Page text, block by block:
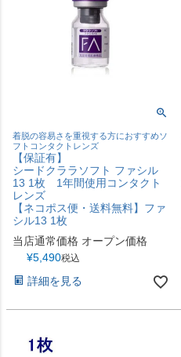
着脱の容易さを重視する方におすすめソ
フトコンタクトレンズ
【保証有】
シードクララソフト ファシル
13 1枚 1年間使用コンタクト
レンズ
【ネコポス便・送料無料】ファ
シル13 1枚
当店通常価格 オープン価格
¥5,490税込
詳細を見る